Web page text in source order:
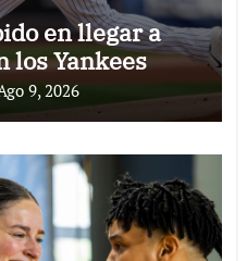
en llegar a
los Yankees
9, 2026